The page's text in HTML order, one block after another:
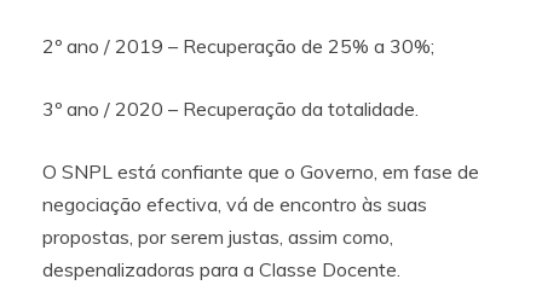
2º ano / 2019 – Recuperação de 25% a 30%;
3º ano / 2020 – Recuperação da totalidade.
O SNPL está confiante que o Governo, em fase de
negociação efectiva, vá de encontro às suas
propostas, por serem justas, assim como,
despenalizadoras para a Classe Docente.